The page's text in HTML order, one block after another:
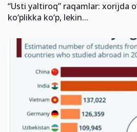
“Usti yaltiroq” raqamlar: xorijda
ko‘plikka ko‘p, lekin...